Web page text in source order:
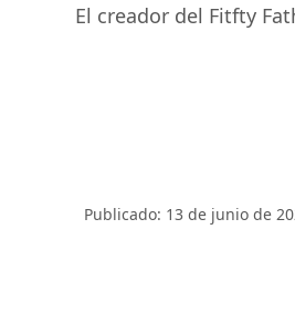
El creador del Fitfty
Publicado: 13 de junio de